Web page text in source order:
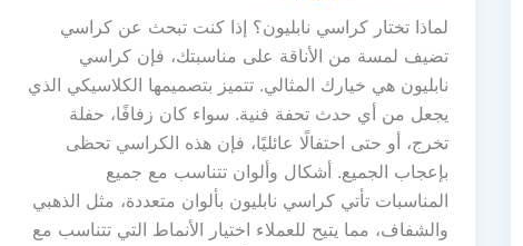
لماذا تختار كراسي نابليون؟ إذا كنت تبحث عن كراسي
تضيف لمسة من الأناقة على مناسبتك، فإن كراسي
نابليون هي خيارك المثالي. تتميز بتصميمها الكلاسيكي الذي
يجعل من أي حدث تحفة فنية. سواء كان زفافًا، حفلة
تخرج، أو حتى احتفالًا عائليًا، فإن هذه الكراسي تحظى
بإعجاب الجميع. أشكال وألوان تتناسب مع جميع
المناسبات تأتي كراسي نابليون بألوان متعددة، مثل الذهبي
والشفاف، مما يتيح للعملاء اختيار الأنماط التي تتناسب مع